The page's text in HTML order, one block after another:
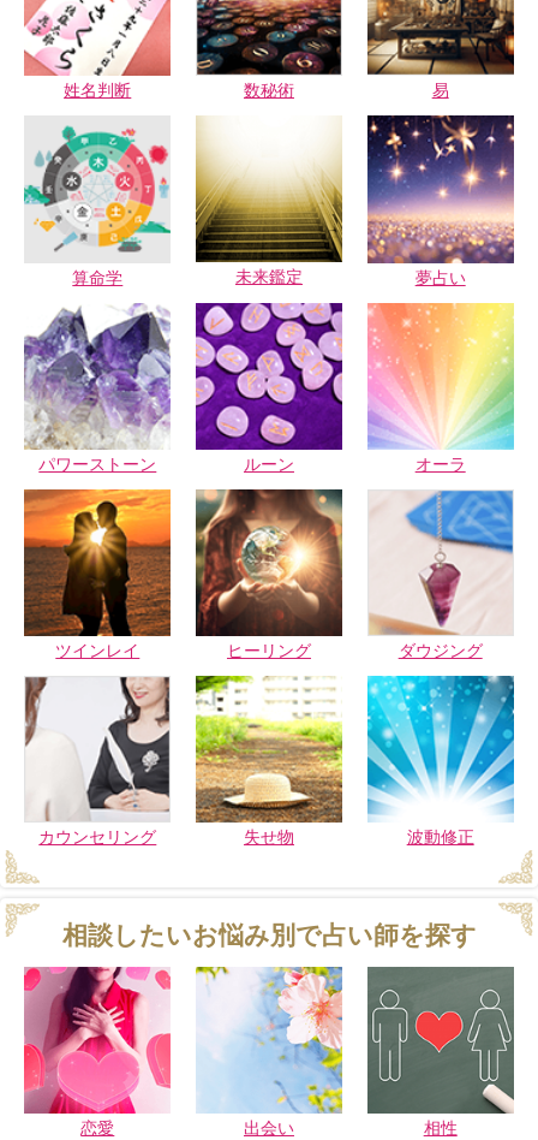
姓名判断 数秘術 易
算命学 未来鑑定 夢占い
パワーストーン ルーン オーラ
ツインレイ ヒーリング ダウジング
カウンセリング 失せ物 波動修正
相談したいお悩み別で占い師を探す
恋愛 出会い 相性